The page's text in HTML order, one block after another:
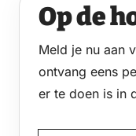
Op de
Meld je nu aan
ontvang eens
er te doen is in